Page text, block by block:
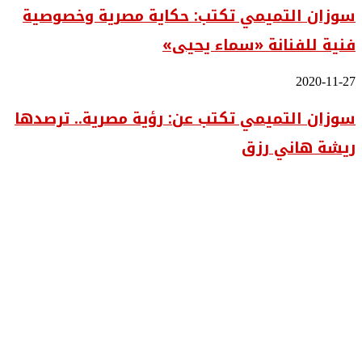
أعمال
أسامة
تكتب:
حكاية
مصرية
وخصوصية
للفنانة
يحيى»
سوزان التميمي تكتب: حكاية مصرية وخصوصية
فنية للفنانة «سماء يحيى»
سوزان
تكتب
عن:
رؤية
مصرية..
2020-11-27
سوزان التميمي تكتب عن: رؤية مصرية.. ترصدها
ريشة هاني رزق